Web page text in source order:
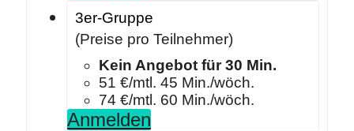
3er-Gruppe
(Preise pro Teilnehmer)
Kein Angebot für 30 Min.
51 €/mtl. 45 Min./wöch.
74 €/mtl. 60 Min./wöch.
Anmelden